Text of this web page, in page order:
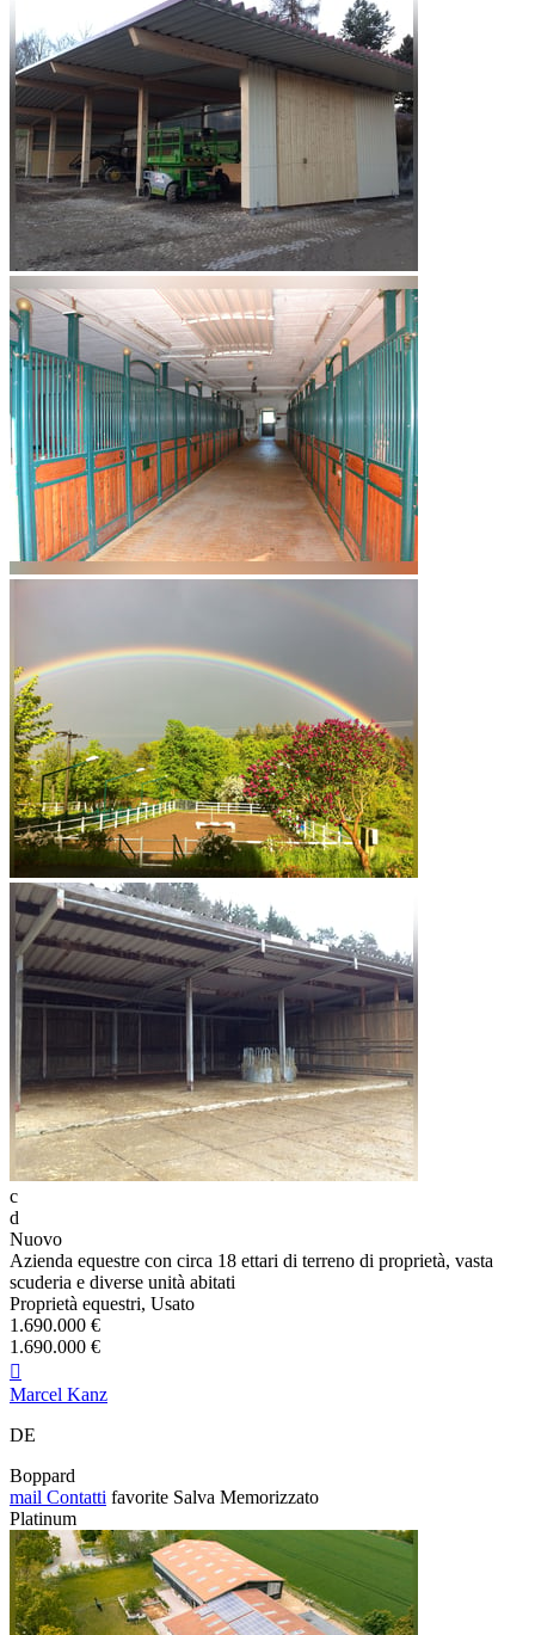
c
d
Nuovo
Azienda equestre con circa 18 ettari di terreno di proprietà, vasta
scuderia e diverse unità abitati
Proprietà equestri, Usato
1.690.000 €
1.690.000 €

Marcel Kanz
DE
Boppard
mail Contatti favorite Salva Memorizzato
Platinum